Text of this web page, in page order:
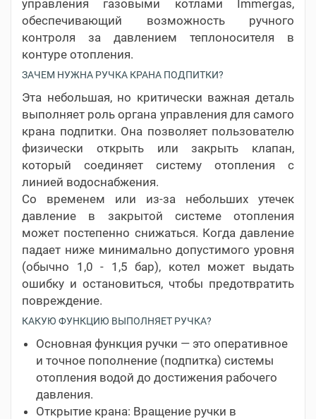
управления газовыми котлами Immergas,
обеспечивающий возможность ручного
контроля за давлением теплоносителя в
контуре отопления.
ЗАЧЕМ НУЖНА РУЧКА КРАНА ПОДПИТКИ?
Эта небольшая, но критически важная деталь
выполняет роль органа управления для самого
крана подпитки. Она позволяет пользователю
физически открыть или закрыть клапан,
который соединяет систему отопления с
линией водоснабжения.
Со временем или из-за небольших утечек
давление в закрытой системе отопления
может постепенно снижаться. Когда давление
падает ниже минимально допустимого уровня
(обычно 1,0 - 1,5 бар), котел может выдать
ошибку и остановиться, чтобы предотвратить
повреждение.
КАКУЮ ФУНКЦИЮ ВЫПОЛНЯЕТ РУЧКА?
Основная функция ручки — это оперативное
и точное пополнение (подпитка) системы
отопления водой до достижения рабочего
давления.
Открытие крана: Вращение ручки в